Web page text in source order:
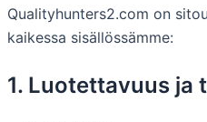
Qualityhunters2.com on
kaikessa sisällössämme:
1. Luotettavuus ja